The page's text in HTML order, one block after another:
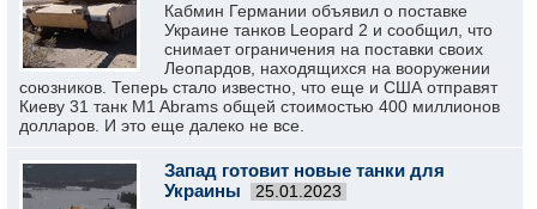
Кабмин Германии объявил о поставке
Украине танков Leopard 2 и сообщил, что
снимает ограничения на поставки своих
Леопардов, находящихся на вооружении
союзников. Теперь стало известно, что еще и США отправят
Киеву 31 танк M1 Abrams общей стоимостью 400 миллионов
долларов. И это еще далеко не все.
Запад готовит новые танки для
Украины
25.01.2023